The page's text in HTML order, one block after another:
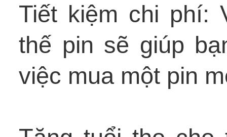
Tiết kiệm chi phí:
thế pin sẽ giúp
việc mua một pin